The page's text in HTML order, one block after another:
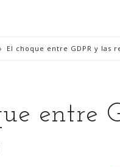
El choque entre GDPR y las
entre